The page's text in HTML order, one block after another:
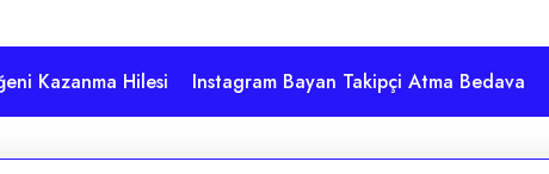
Kazanma Hilesi Instagram Bayan Takipçi Atma Bedava